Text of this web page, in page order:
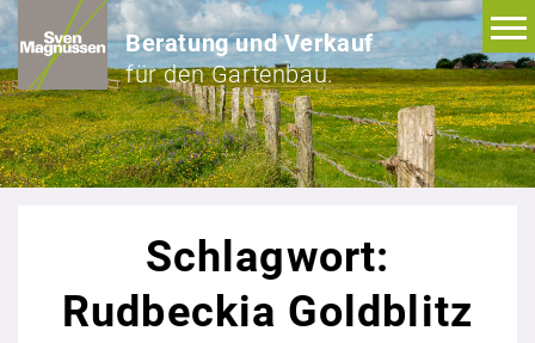
Beratung und Verkauf
für den Gartenbau.
Schlagwort:
Rudbeckia Goldblitz